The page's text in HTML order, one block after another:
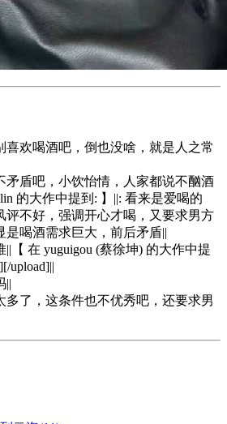
喜欢喝酒吧，倒也没啥，就是人之常
矛盾吧，小饮怡情，人家都说不酗酒
的大作中提到: 】||: 看来是爱喝的
评不好，强调开心才喝，又要求男方
是喝酒需求巨大，前后矛盾||
【 在 yuguigou (蔡徐坤) 的大作中提
upload]||
||
多了，这条件也不优秀吧，还要求男